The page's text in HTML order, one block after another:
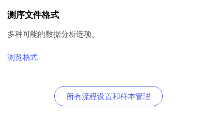
测序文件格式
多种可能的数据分析选项。
浏览格式
所有流程设置和样本管理